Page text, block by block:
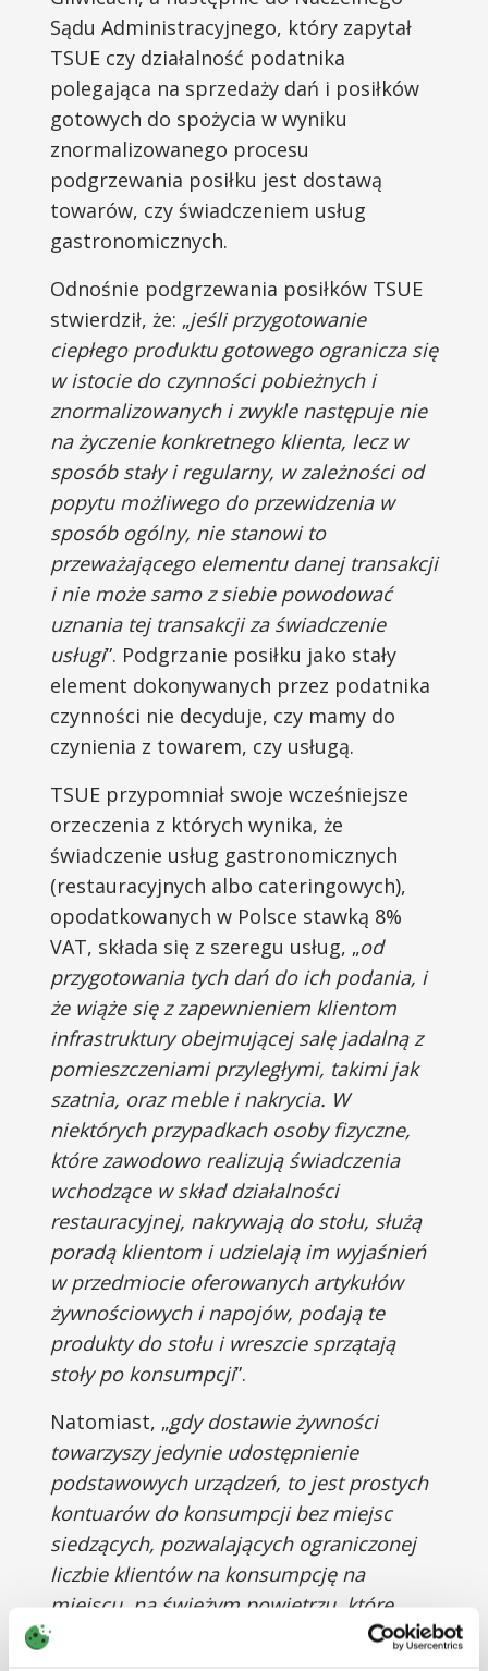
Sądu Administracyjnego, który zapytał
TSUE czy działalność podatnika
polegająca na sprzedaży dań i posiłków
gotowych do spożycia w wyniku
znormalizowanego procesu
podgrzewania posiłku jest dostawą
towarów, czy świadczeniem usług
gastronomicznych.
Odnośnie podgrzewania posiłków TSUE
stwierdził, że: „jeśli przygotowanie
ciepłego produktu gotowego ogranicza się
w istocie do czynności pobieżnych i
znormalizowanych i zwykle następuje nie
na życzenie konkretnego klienta, lecz w
sposób stały i regularny, w zależności od
popytu możliwego do przewidzenia w
sposób ogólny, nie stanowi to
przeważającego elementu danej transakcji
i nie może samo z siebie powodować
uznania tej transakcji za świadczenie
usługi”. Podgrzanie posiłku jako stały
element dokonywanych przez podatnika
czynności nie decyduje, czy mamy do
czynienia z towarem, czy usługą.
TSUE przypomniał swoje wcześniejsze
orzeczenia z których wynika, że
świadczenie usług gastronomicznych
(restauracyjnych albo cateringowych),
opodatkowanych w Polsce stawką 8%
VAT, składa się z szeregu usług, „od
przygotowania tych dań do ich podania, i
że wiąże się z zapewnieniem klientom
infrastruktury obejmującej salę jadalną z
pomieszczeniami przyległymi, takimi jak
szatnia, oraz meble i nakrycia. W
niektórych przypadkach osoby fizyczne,
które zawodowo realizują świadczenia
wchodzące w skład działalności
restauracyjnej, nakrywają do stołu, służą
poradą klientom i udzielają im wyjaśnień
w przedmiocie oferowanych artykułów
żywnościowych i napojów, podają te
produkty do stołu i wreszcie sprzątają
stoły po konsumpcji”.
Natomiast, „gdy dostawie żywności
towarzyszy jedynie udostępnienie
podstawowych urządzeń, to jest prostych
kontuarów do konsumpcji bez miejsc
siedzących, pozwalających ograniczonej
liczbie klientów na konsumpcję na
miejscu, na świeżym powietrzu, które
wymagają jedynie nieznacznej